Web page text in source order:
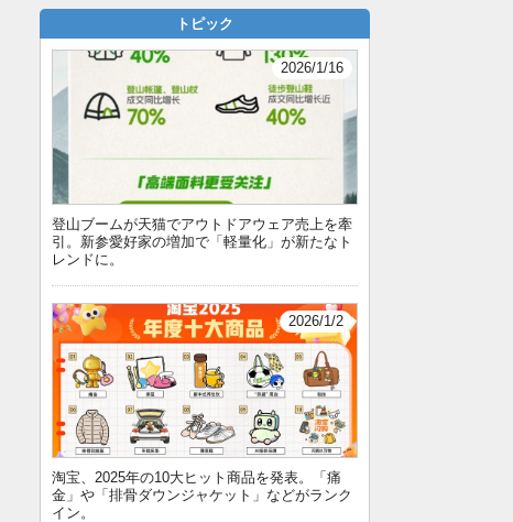
トピック
2026/1/16
登山ブームが天猫でアウトドアウェア売上を牽
引。新参愛好家の増加で「軽量化」が新たなト
レンドに。
2026/1/2
淘宝、2025年の10大ヒット商品を発表。「痛
金」や「排骨ダウンジャケット」などがランク
イン。